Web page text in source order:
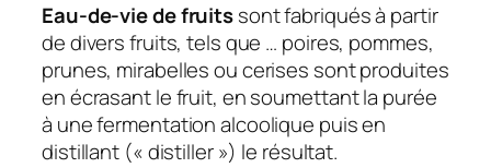
Eau-de-vie de fruitssont fabriqués à partir
de divers fruits, tels que … poires, pommes,
prunes, mirabelles ou cerises sont produites
en écrasant le fruit, en soumettant la purée
à une fermentation alcoolique puis en
distillant (« distiller ») le résultat.